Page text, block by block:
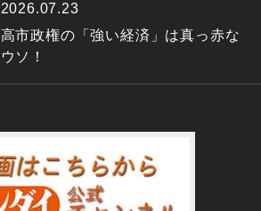
2026.07.23
高市政権の「強い経済」は真っ赤な
ウソ！